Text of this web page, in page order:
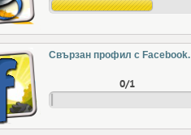
Свързан профил с Facebook.
0/1